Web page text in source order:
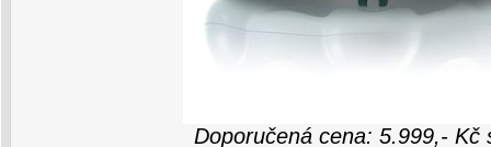
Doporučená cena: 5.999,- Kč